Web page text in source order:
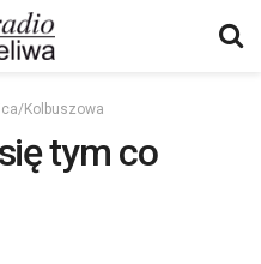
Kolbuszowa
tym co